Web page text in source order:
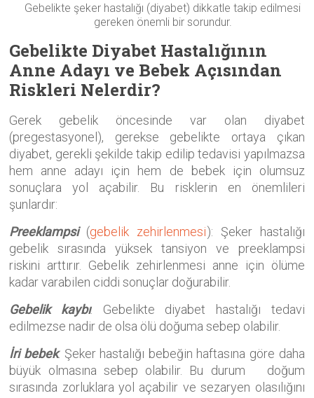
Gebelikte şeker hastalığı (diyabet) dikkatle takip edilmesi
gereken önemli bir sorundur.
Gebelikte Diyabet Hastalığının
Anne Adayı ve Bebek Açısından
Riskleri Nelerdir?
Gerek gebelik öncesinde var olan diyabet
(pregestasyonel), gerekse gebelikte ortaya çıkan
diyabet, gerekli şekilde takip edilip tedavisi yapılmazsa
hem anne adayı için hem de bebek için olumsuz
sonuçlara yol açabilir. Bu risklerin en önemlileri
şunlardır:
Preeklampsi(gebelik zehirlenmesi): Şeker hastalığı
gebelik sırasında yüksek tansiyon ve preeklampsi
riskini arttırır. Gebelik zehirlenmesi anne için ölüme
kadar varabilen ciddi sonuçlar doğurabilir.
Gebelik kaybı: Gebelikte diyabet hastalığı tedavi
edilmezse nadir de olsa ölü doğuma sebep olabilir.
İri bebek: Şeker hastalığı bebeğin haftasına göre daha
büyük olmasına sebep olabilir. Bu durum doğum
sırasında zorluklara yol açabilir ve sezaryen olasılığını